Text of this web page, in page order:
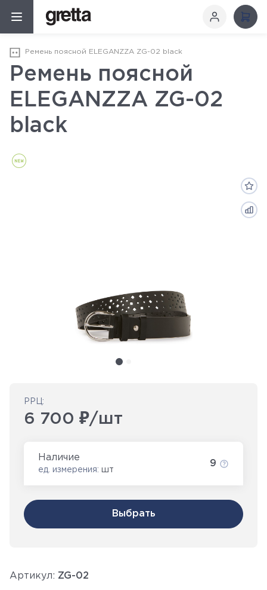
Ремень поясной ELEGANZZA ZG-02 black
Ремень поясной
ELEGANZZA ZG-02
black
Артикул: ZG-02
РРЦ:
6 700 ₽/шт
Наличие
ед. измерения: шт
9
Выбрать